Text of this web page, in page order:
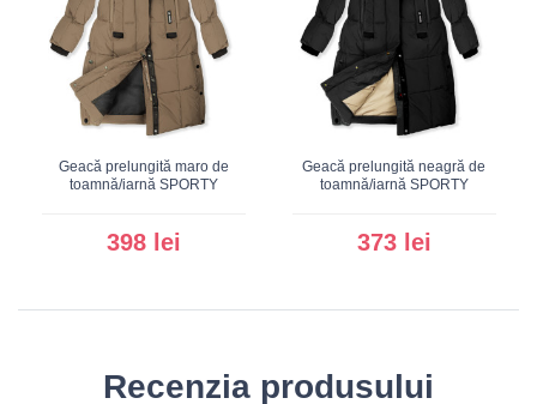
Geacă prelungită maro de
toamnă/iarnă SPORTY
398 lei
Geacă prelungită neagră de
toamnă/iarnă SPORTY
373 lei
Recenzia produsului